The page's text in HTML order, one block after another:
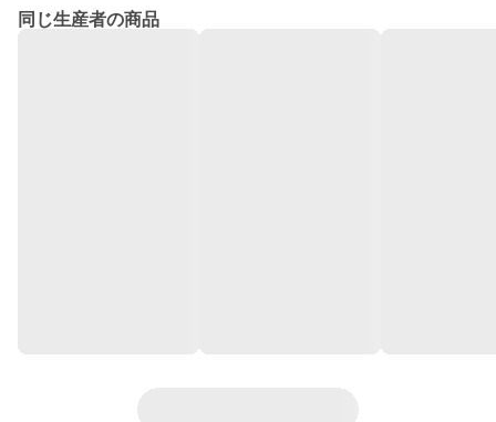
同じ生産者の商品